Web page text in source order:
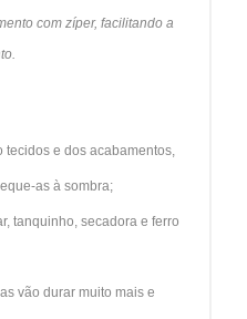
com zíper, facilitando a
tecidos e dos acabamentos,
as à sombra;
tanquinho, secadora e ferro
vão durar muito mais e